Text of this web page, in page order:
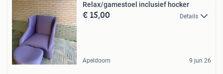
Relax/gamestoel inclusief hocker
€ 15,00 Details
Apeldoorn 9 jun 26